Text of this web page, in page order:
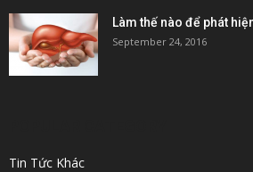
Làm thế nào để phát
September 24, 2016
Tin Tức Khác